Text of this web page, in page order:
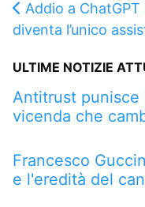
Addio a
diventa l’unico
ULTIME NOTIZIE
Antitrust punisce
vicenda che
Francesco
e l'eredità del